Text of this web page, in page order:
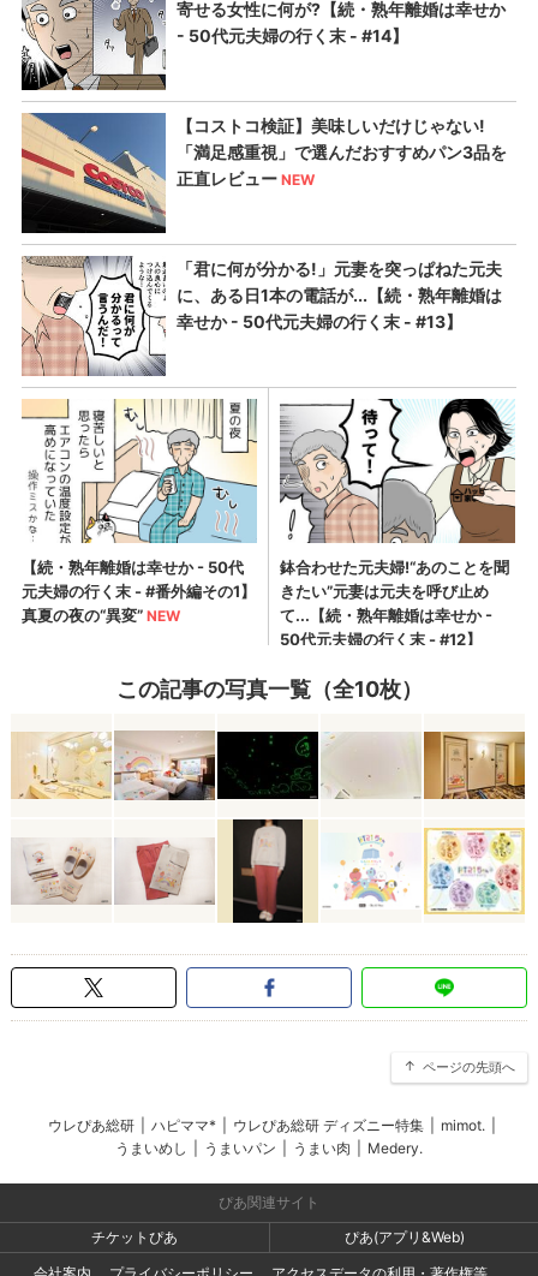
この記事の写真一覧（全10枚）
ページの先頭へ
ウレぴあ総研 ハピママ* ウレぴあ総研 ディズニー特集 mimot.
うまいめし
うまいパン うまい肉 Medery.
ぴあ関連サイト
チケットぴあ
ぴあ(アプリ&Web)